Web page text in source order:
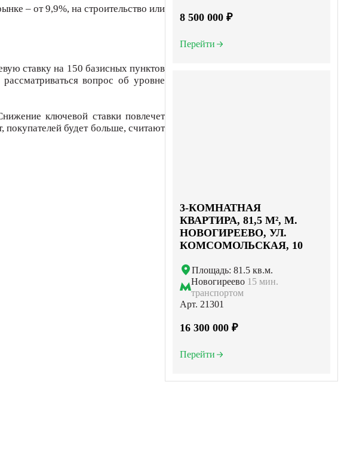
– от 9,9%, на строительство или
ставку на 150 базисных пунктов
вопрос об уровне
ключевой ставки повлечет
будет больше, считают
8 500 000 ₽
Перейти
3-КОМНАТНАЯ
КВАРТИРА, 81,5 М², М.
НОВОГИРЕЕВО, УЛ.
КОМСОМОЛЬСКАЯ, 10
Площадь: 81.5 кв.м.
Новогиреево 15 мин.
транспортом
Арт. 21301
16 300 000 ₽
Перейти